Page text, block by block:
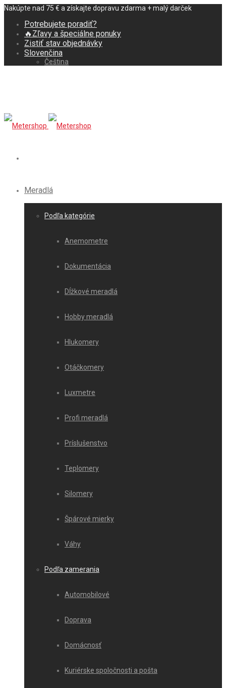
Nakúpte nad 75 € a získajte dopravu zdarma + malý darček
Potrebujete poradiť?
🔥Zľavy a špeciálne ponuky
Zistiť stav objednávky
Slovenčina
Čeština
Meradlá
Podľa kategórie
Anemometre
Dokumentácia
Dĺžkové meradlá
Hobby meradlá
Hlukomery
Otáčkomery
Luxmetre
Profi meradlá
Príslušenstvo
Teplomery
Silomery
Špárové mierky
Váhy
Podľa zamerania
Automobilové
Doprava
Domácnosť
Kuriérske spoločnosti a pošta